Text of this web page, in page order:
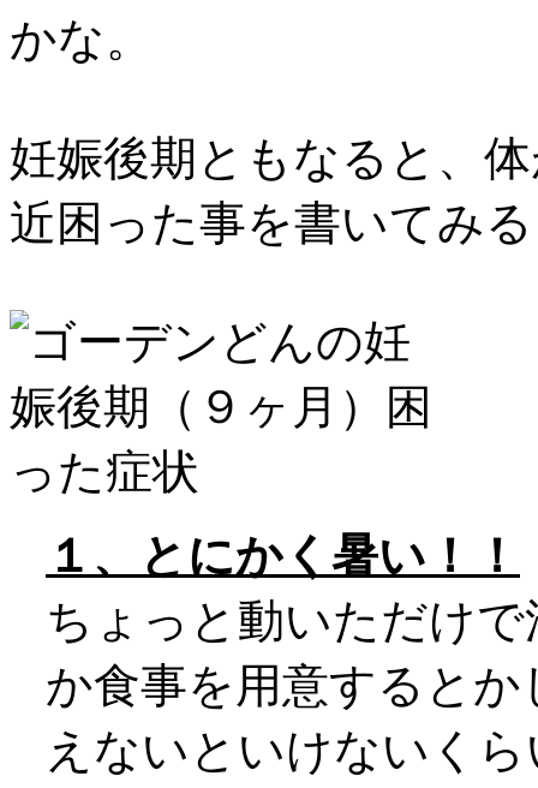
かな。
妊娠後期ともなると、
近困った事を書いてみ
１、とにかく暑い！！
ちょっと動いただけ
か食事を用意すると
えないといけないく